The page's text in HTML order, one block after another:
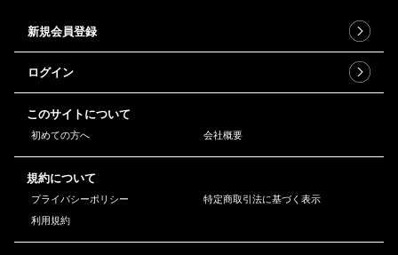
新規会員登録
ログイン
このサイトについて
初めての方へ 会社概要
規約について
プライバシーポリシー
特定商取引法に基づく表示
利用規約